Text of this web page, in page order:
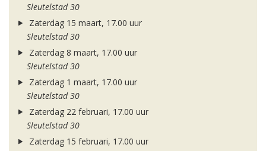
Sleutelstad 30
Zaterdag 15 maart, 17.00 uur
Sleutelstad 30
Zaterdag 8 maart, 17.00 uur
Sleutelstad 30
Zaterdag 1 maart, 17.00 uur
Sleutelstad 30
Zaterdag 22 februari, 17.00 uur
Sleutelstad 30
Zaterdag 15 februari, 17.00 uur